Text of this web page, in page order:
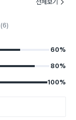
전체보기
(6)
60%
80%
100%